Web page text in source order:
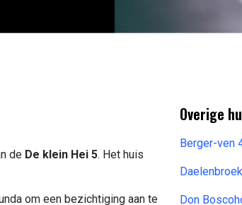
de De klein Hei 5. Het huis
om een bezichtiging aan te
Overige
Berger-ven
Don